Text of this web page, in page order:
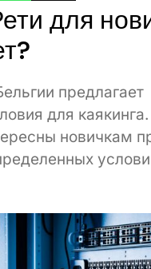
для
предлагает
для
новичкам